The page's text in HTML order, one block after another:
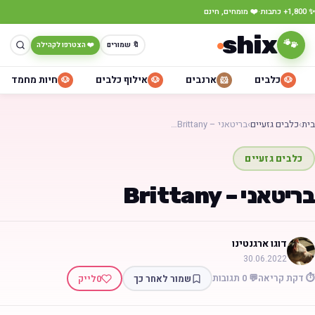
✨ 1,800+ כתבות ·❤️ מומחים, חינם
🐾
shix 🔖 שמורים ❤️ הצטרפו לקהילה
🐶 כלבים 🐹 ארנבים 🐶 אילוף כלבים 🐶 חיות מחמד
בית›כלבים גזעיים›בריטאני – Brittany…
כלבים גזעיים
בריטאני – Brittany
דוגו ארגנטינו
30.06.2022
⏱️ דקת קריאה💬 0 תגובות שמור לאחר כך 0לייק